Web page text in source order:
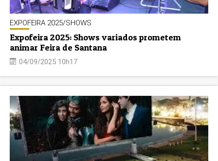
EXPOFEIRA 2025/SHOWS
Expofeira 2025: Shows variados prometem
animar Feira de Santana
04/09/2025 10h17